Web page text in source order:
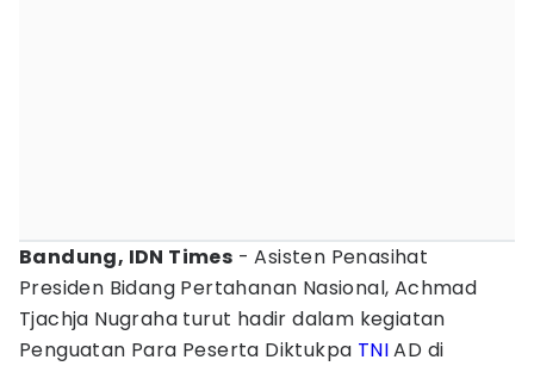
Bandung, IDN Times - Asisten Penasihat
Presiden Bidang Pertahanan Nasional, Achmad
Tjachja Nugraha turut hadir dalam kegiatan
Penguatan Para Peserta Diktukpa TNIAD di